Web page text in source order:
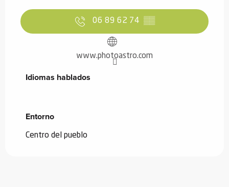
06 89 62 74 ▒▒
www.photoastro.com
Idiomas hablados
Idiomas hablados
Entorno
Entorno
Centro del pueblo